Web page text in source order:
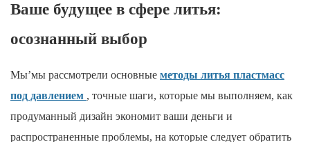
Ваше будущее в сфере литья:
осознанный выбор
Мы’мы рассмотрели основные методы литья пластмасс
под давлением , точные шаги, которые мы выполняем, как
продуманный дизайн экономит ваши деньги и
распространенные проблемы, на которые следует обратить